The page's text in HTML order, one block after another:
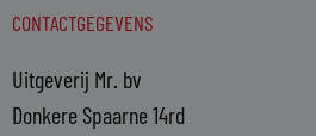
CONTACTGEGEVENS
Uitgeverij Mr. bv
Donkere Spaarne 14rd